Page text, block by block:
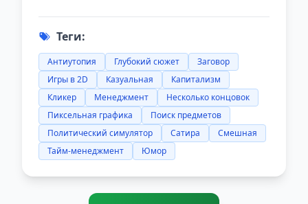
Теги:
Антиутопия Глубокий сюжет
Заговор
Игры в 2D
Казуальная
Капитализм
Кликер
Менеджмент
Несколько концовок
Пиксельная графика
Поиск предметов
Политический симулятор
Сатира
Смешная
Тайм-менеджмент
Юмор